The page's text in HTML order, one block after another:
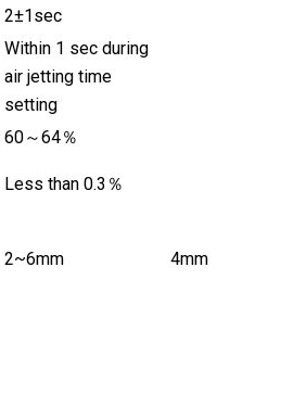
2±1sec
Within 1 sec during
air jetting time
setting
60～64％
Less than 0.3％
2~6mm 4mm